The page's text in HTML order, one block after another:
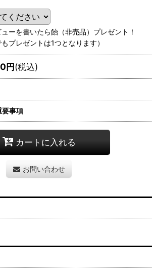
ーを書いたら飴（非売品）プレゼント！
プレゼントは1つとなります）
円(税込)
要事項
カートに入れる
お問い合わせ